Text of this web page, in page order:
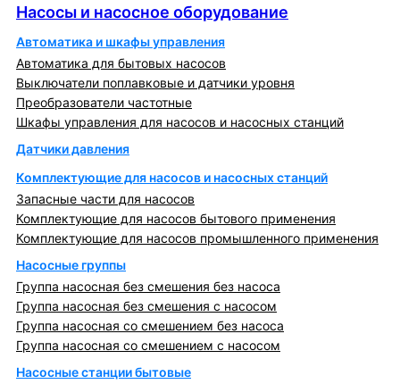
Насосы и насосное оборудование
Автоматика и шкафы управления
Автоматика для бытовых насосов
Выключатели поплавковые и датчики уровня
Преобразователи частотные
Шкафы управления для насосов и насосных станций
Датчики давления
Комплектующие для насосов и насосных станций
Запасные части для насосов
Комплектующие для насосов бытового применения
Комплектующие для насосов промышленного применения
Насосные группы
Группа насосная без смешения без насоса
Группа насосная без смешения с насосом
Группа насосная со смешением без насоса
Группа насосная со смешением с насосом
Насосные станции бытовые